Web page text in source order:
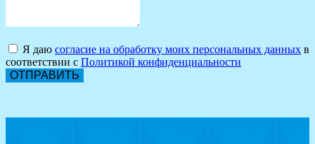
Я даю согласие на обработку моих персональных данных в
соответствии с Политикой конфиденциальности
ОТПРАВИТЬ